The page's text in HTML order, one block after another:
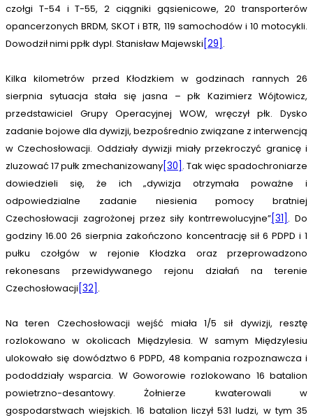
czołgi T-54 i T-55, 2 ciągniki gąsienicowe, 20 transporterów
opancerzonych BRDM, SKOT i BTR, 119 samochodów i 10 motocykli.
Dowodził nimi ppłk dypl. Stanisław Majewski [29] .
Kilka kilometrów przed Kłodzkiem w godzinach rannych 26
sierpnia sytuacja stała się jasna – płk Kazimierz Wójtowicz,
przedstawiciel Grupy Operacyjnej WOW, wręczył płk. Dysko
zadanie bojowe dla dywizji, bezpośrednio związane z interwencją
w Czechosłowacji. Oddziały dywizji miały przekroczyć granicę i
zluzować 17 pułk zmechanizowany[30] . Tak więc spadochroniarze
dowiedzieli się, że ich „dywizja otrzymała poważne i
odpowiedzialne zadanie niesienia pomocy bratniej
Czechosłowacji zagrożonej przez siły kontrrewolucyjne”[31] . Do
godziny 16.00 26 sierpnia zakończono koncentrację sił 6 PDPD i 1
pułku czołgów w rejonie Kłodzka oraz przeprowadzono
rekonesans przewidywanego rejonu działań na terenie
Czechosłowacji [32] .
Na teren Czechosłowacji wejść miała 1/5 sił dywizji, resztę
rozlokowano w okolicach Międzylesia. W samym Międzylesiu
ulokowało się dowództwo 6 PDPD, 48 kompania rozpoznawcza i
pododdziały wsparcia. W Goworowie rozlokowano 16 batalion
powietrzno-desantowy. Żołnierze kwaterowali w
gospodarstwach wiejskich. 16 batalion liczył 531 ludzi, w tym 35